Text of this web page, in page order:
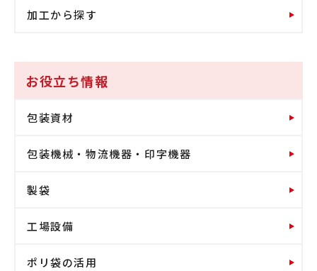
加工から探す
お役立ち情報
包装資材
包装機械・物流機器・印字機器
製袋
工場設備
ポリ袋の活用